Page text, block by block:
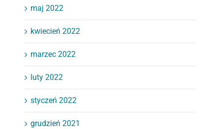
maj 2022
kwiecień 2022
marzec 2022
luty 2022
styczeń 2022
grudzień 2021